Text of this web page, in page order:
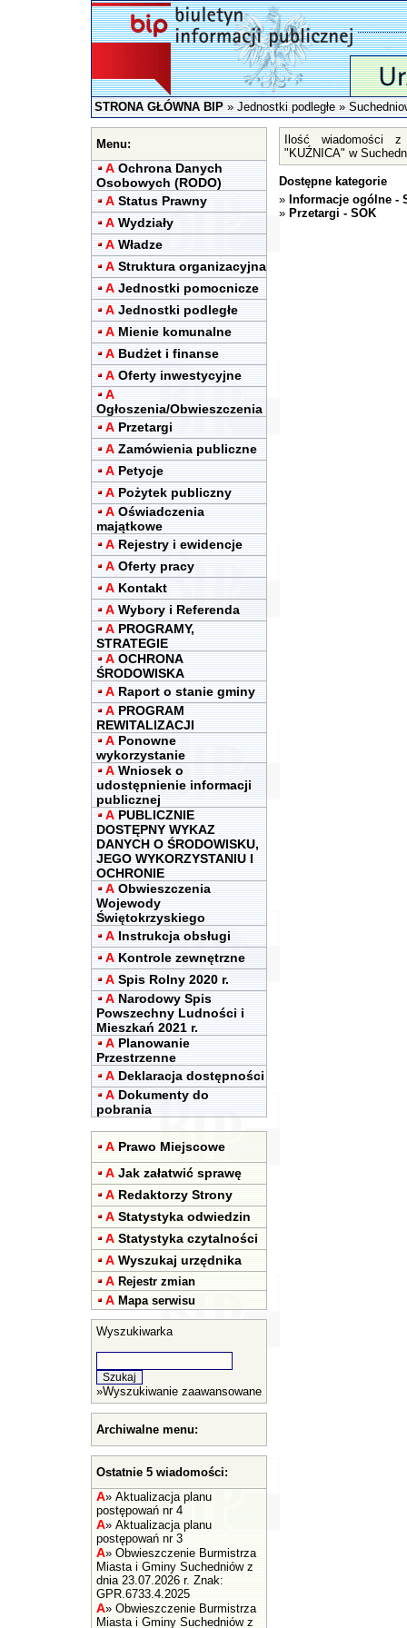
STRONA GŁÓWNA BIP»Jednostki podległe»
Menu:
A Ochrona Danych
Osobowych (RODO)
A Status Prawny
A Wydziały
A Władze
A Struktura organizacyjna
A Jednostki pomocnicze
A Jednostki podległe
A Mienie komunalne
A Budżet i finanse
A Oferty inwestycyjne
A
Ogłoszenia/Obwieszczenia
A Przetargi
A Zamówienia publiczne
A Petycje
A Pożytek publiczny
A Oświadczenia
majątkowe
A Rejestry i ewidencje
A Oferty pracy
A Kontakt
A Wybory i Referenda
A PROGRAMY,
STRATEGIE
A OCHRONA
ŚRODOWISKA
A Raport o stanie gminy
A PROGRAM
REWITALIZACJI
A Ponowne
wykorzystanie
A Wniosek o
udostępnienie informacji
publicznej
A PUBLICZNIE
DOSTĘPNY WYKAZ
DANYCH O ŚRODOWISKU,
JEGO WYKORZYSTANIU I
OCHRONIE
A Obwieszczenia
Wojewody
Świętokrzyskiego
A Instrukcja obsługi
A Kontrole zewnętrzne
A Spis Rolny 2020 r.
A Narodowy Spis
Powszechny Ludności i
Mieszkań 2021 r.
A Planowanie
Przestrzenne
A Deklaracja dostępności
A Dokumenty do
pobrania
A Prawo Miejscowe
A Jak załatwić sprawę
A Redaktorzy Strony
A Statystyka odwiedzin
A Statystyka czytalności
A Wyszukaj urzędnika
A Rejestr zmian
A Mapa serwisu
Wyszukiwarka
»Wyszukiwanie zaawansowane
Archiwalne menu:
Ostatnie 5 wiadomości:
A» Aktualizacja planu
postępowań nr 4
A» Aktualizacja planu
postępowań nr 3
A» Obwieszczenie Burmistrza
Miasta i Gminy Suchedniów z
dnia 23.07.2026 r. Znak:
GPR.6733.4.2025
A» Obwieszczenie Burmistrza
Miasta i Gminy Suchedniów z
Ilość wiadomości
"KUŹNICA" w
Dostępne kategorie
» Informacje ogólne -
» Przetargi - SOK